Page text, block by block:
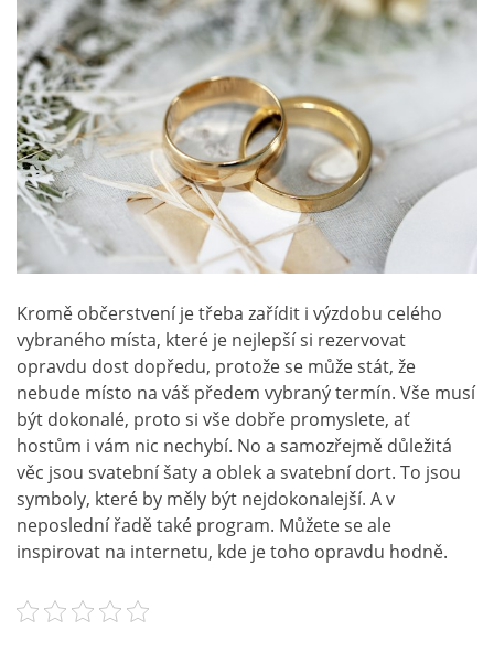
Kromě občerstvení je třeba zařídit i výzdobu celého
vybraného místa, které je nejlepší si rezervovat
opravdu dost dopředu, protože se může stát, že
nebude místo na váš předem vybraný termín. Vše musí
být dokonalé, proto si vše dobře promyslete, ať
hostům i vám nic nechybí. No a samozřejmě důležitá
věc jsou svatební šaty a oblek a svatební dort. To jsou
symboly, které by měly být nejdokonalejší. A v
neposlední řadě také program. Můžete se ale
inspirovat na internetu, kde je toho opravdu hodně.